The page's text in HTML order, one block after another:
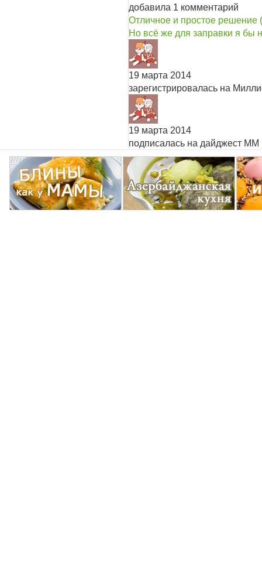
добавила 1 комментарий
Отличное и простое решение
Но всё же для заправки я бы
19 марта 2014
зарегистрировалась на
19 марта 2014
подписалась на дайджест ММ